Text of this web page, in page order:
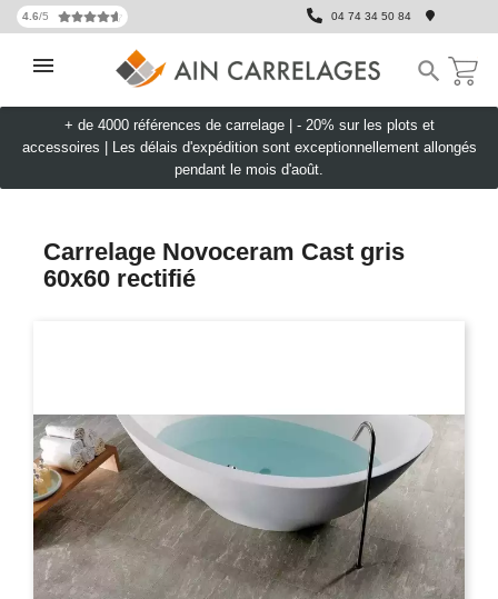
4.6/5 04 74 34 50 84

+ de 4000 références de carrelage | - 20% sur les plots et
accessoires
Les délais d'expédition sont exceptionnellement allongés
pendant le mois d'août.
Carrelage Novoceram Cast gris
60x60 rectifié